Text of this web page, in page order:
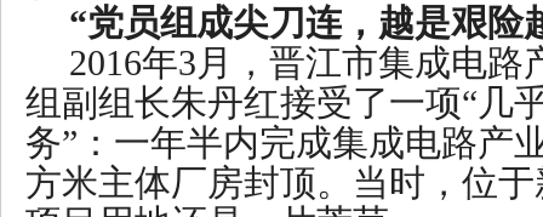
“党员组成尖刀连，越是艰险
2016年3月，晋江市集成电路
组副组长朱丹红接受了一项“几
务”：一年半内完成集成电路产
方米主体厂房封顶。当时，位